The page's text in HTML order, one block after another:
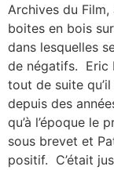
Archives du
boites en bois
dans lesquelles
de négatifs. Eric
tout de suite
depuis des
qu’à l’époque le
sous brevet et
positif. C’était